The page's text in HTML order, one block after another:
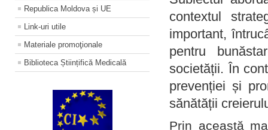
Republica Moldova și UE
Link-uri utile
Materiale promoţionale
Biblioteca Științifică Medicală
contextul
important,
pentru
societății. În
prevenției și
sănătății
Prin această